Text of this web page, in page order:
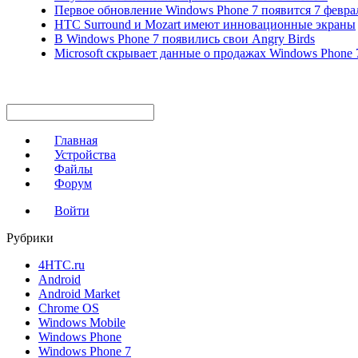
Первое обновление Windows Phone 7 появится 7
HTC Surround и Mozart имеют инновационные экраны
В Windows Phone 7 появились свои Angry Birds
Microsoft скрывает данные о продажах Windows Phone
Главная
Устройства
Файлы
Форум
Войти
Рубрики
4HTC.ru
Android
Android Market
Chrome OS
Windows Mobile
Windows Phone
Windows Phone 7